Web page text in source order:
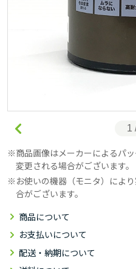
1
商品画像はメーカーによるパ
変更される場合がございます。
お使いの機器（モニタ）によ
合がございます。
商品について
お支払いについて
配送・納期について